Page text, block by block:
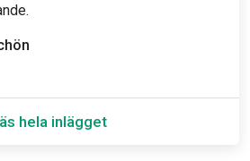
hela inlägget